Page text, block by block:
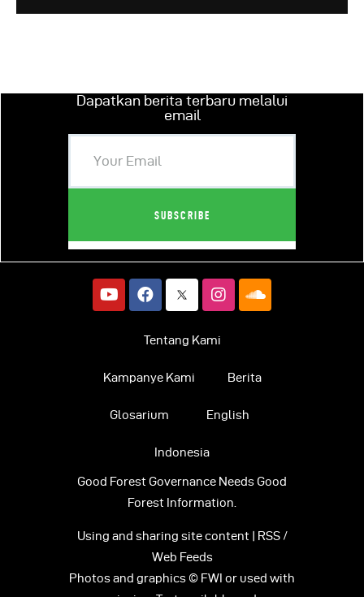
Dapatkan berita terbaru melalui
email
Tentang Kami
Kampanye Kami Berita
Glosarium English
Indonesia
Good Forest Governance Needs Good
Forest Information.
Using and sharing site content | RSS /
Web Feeds
Photos and graphics © FWI or used with